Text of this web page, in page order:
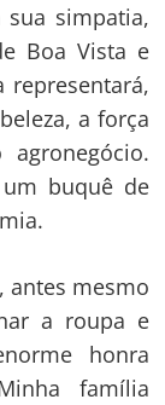
simpatia,
Boa Vista e
representará,
a força
buquê de
antes mesmo
a roupa e
honra
família